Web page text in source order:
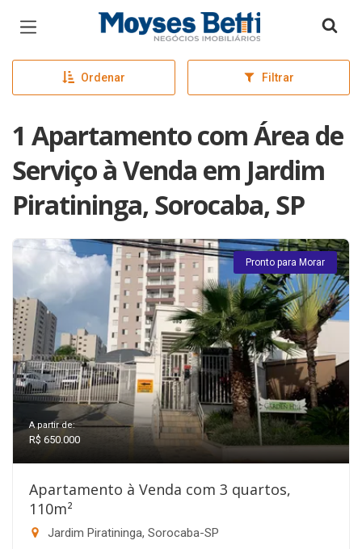
Página inicial
Ordenar Filtrar
1 Apartamento com Área de
Serviço à Venda em Jardim
Piratininga, Sorocaba, SP
Pronto para Morar
A partir de:
R$ 650.000
Apartamento à Venda com 3 quartos,
110m²
Jardim Piratininga, Sorocaba-SP